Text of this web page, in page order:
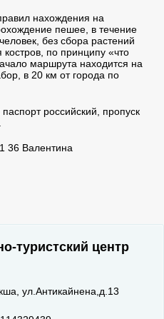
нахождения на
пешее, в течение
без сбора растений
по принципу «что
маршрута находится на
в 20 км от города по
паспорт российский, пропуск
36 Валентина
туристский центр
ул.Антикайнена,д.13